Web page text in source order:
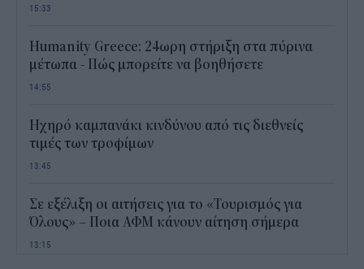
15:33
Humanity Greece: 24ωρη στήριξη στα πύρινα
μέτωπα - Πώς μπορείτε να βοηθήσετε
14:55
Ηχηρό καμπανάκι κινδύνου από τις διεθνείς
τιμές των τροφίμων
13:45
Σε εξέλιξη οι αιτήσεις για το «Τουρισμός για
Όλους» – Ποια ΑΦΜ κάνουν αίτηση σήμερα
13:15